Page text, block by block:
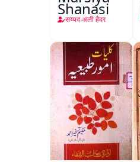
Shanasi
सय्यद अली हैदर